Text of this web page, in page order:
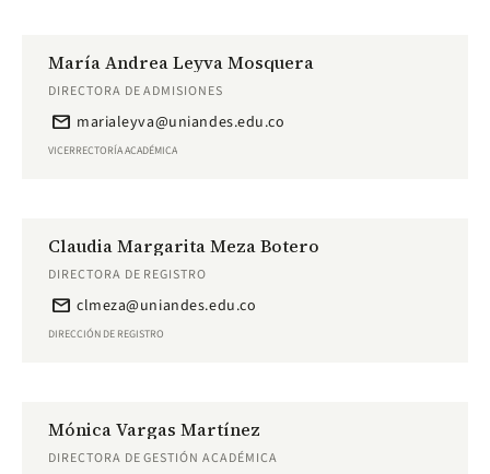
María Andrea Leyva Mosquera
DIRECTORA DE ADMISIONES
email marialeyva@uniandes.edu.co
VICERRECTORÍA ACADÉMICA
Claudia Margarita Meza Botero
DIRECTORA DE REGISTRO
email clmeza@uniandes.edu.co
DIRECCIÓN DE REGISTRO
Mónica Vargas Martínez
DIRECTORA DE GESTIÓN ACADÉMICA